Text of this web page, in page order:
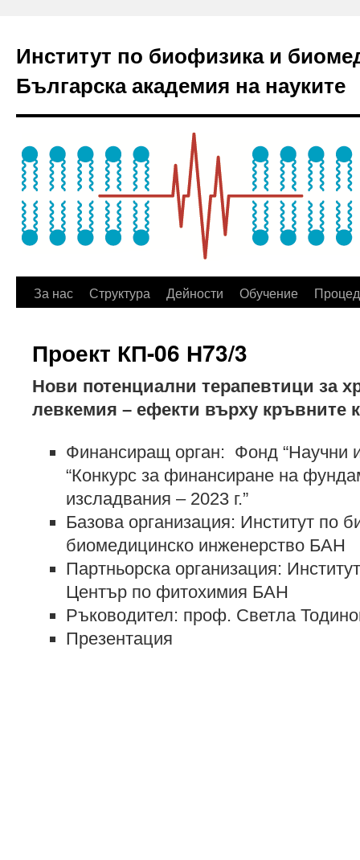
Институт по биофизика и
Българска академия на науките
За нас Структура Дейности Обучение
Проект КП-06 Н73/3
Нови потенциални терапевтици за
левкемия – ефекти върху кръвните
Финансиращ орган: Фонд “Научни
“Конкурс за финансиране на
изсладвания – 2023 г.”
Базова организация: Институт по
биомедицинско инженерство БАН
Партньорска организация:
Център по фитохимия БАН
Ръководител: проф. Светла
Презентация